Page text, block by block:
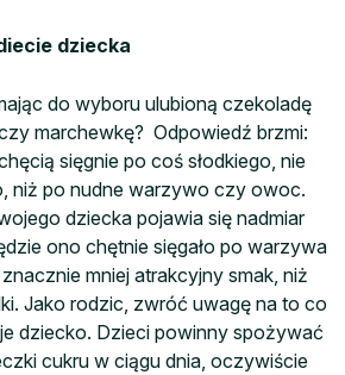
dziecka
do wyboru ulubioną czekoladę
marchewkę? Odpowiedź brzmi:
sięgnie po coś słodkiego, nie
niż po nudne warzywo czy owoc.
dziecka pojawia się nadmiar
ono chętnie sięgało po warzywa
mniej atrakcyjny smak, niż
Jako rodzic, zwróć uwagę na to co
dziecko. Dzieci powinny spożywać
cukru w ciągu dnia, oczywiście